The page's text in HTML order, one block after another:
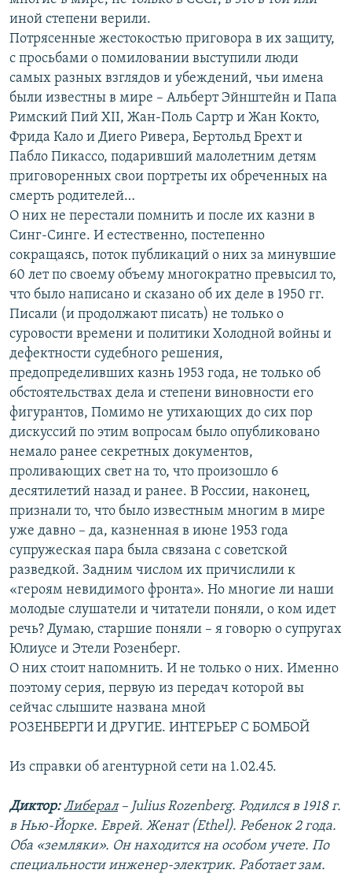
иной степени верили.
Потрясенные жестокостью приговора в их защиту,
с просьбами о помиловании выступили люди
самых разных взглядов и убеждений, чьи имена
были известны в мире – Альберт Эйнштейн и Папа
Римский Пий XII, Жан-Поль Сартр и Жан Кокто,
Фрида Кало и Диего Ривера, Бертольд Брехт и
Пабло Пикассо, подаривший малолетним детям
приговоренных свои портреты их обреченных на
смерть родителей…
О них не перестали помнить и после их казни в
Синг-Синге. И естественно, постепенно
сокращаясь, поток публикаций о них за минувшие
60 лет по своему объему многократно превысил то,
что было написано и сказано об их деле в 1950 гг.
Писали (и продолжают писать) не только о
суровости времени и политики Холодной войны и
дефектности судебного решения,
предопределивших казнь 1953 года, не только об
обстоятельствах дела и степени виновности его
фигурантов, Помимо не утихающих до сих пор
дискуссий по этим вопросам было опубликовано
немало ранее секретных документов,
проливающих свет на то, что произошло 6
десятилетий назад и ранее. В России, наконец,
признали то, что было известным многим в мире
уже давно – да, казненная в июне 1953 года
супружеская пара была связана с советской
разведкой. Задним числом их причислили к
«героям невидимого фронта». Но многие ли наши
молодые слушатели и читатели поняли, о ком идет
речь? Думаю, старшие поняли – я говорю о супругах
Юлиусе и Этели Розенберг.
О них стоит напомнить. И не только о них. Именно
поэтому серия, первую из передач которой вы
сейчас слышите названа мной
РОЗЕНБЕРГИ И ДРУГИЕ. ИНТЕРЬЕР С БОМБОЙ
Из справки об агентурной сети на 1.02.45.
Диктор: Либерал– Julius Rozenberg. Родился в 1918 г.
в Нью-Йорке. Еврей. Женат (Ethel). Ребенок 2 года.
Оба «земляки». Он находится на особом учете. По
специальности инженер-электрик. Работает зам.